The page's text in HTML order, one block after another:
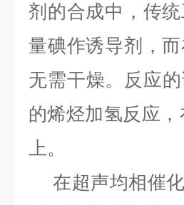
剂的合成中，传
量碘作诱导剂，
无需干燥。反应
的烯烃加氢反应
上。
在超声均相催